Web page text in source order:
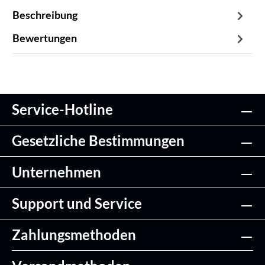
Beschreibung
Bewertungen
Service-Hotline
Gesetzliche Bestimmungen
Unternehmen
Support und Service
Zahlungsmethoden